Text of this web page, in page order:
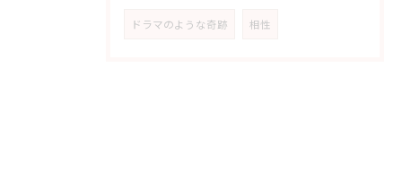
ドラマのような奇跡 相性